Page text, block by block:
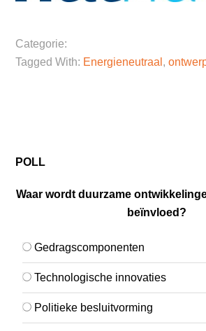
Categorie:
Tagged With: Energieneutraal ,
POLL
Waar wordt duurzame
beïnvloed?
Gedragscomponenten
Technologische innovaties
Politieke besluitvorming